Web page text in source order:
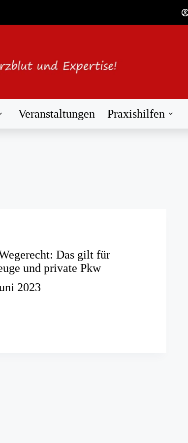
Veranstaltungen Praxishilfen
Das gilt für
und private Pkw
2023